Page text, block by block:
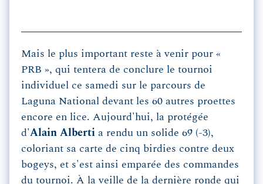
Mais le plus important reste à venir pour «
PRB », qui tentera de conclure le tournoi
individuel ce samedi sur le parcours de
Laguna National devant les 60 autres proettes
encore en lice. Aujourd'hui, la protégée
d'Alain Alberti a rendu un solide 69 (-3),
coloriant sa carte de cinq birdies contre deux
bogeys, et s'est ainsi emparée des commandes
du tournoi. À la veille de la dernière ronde qui